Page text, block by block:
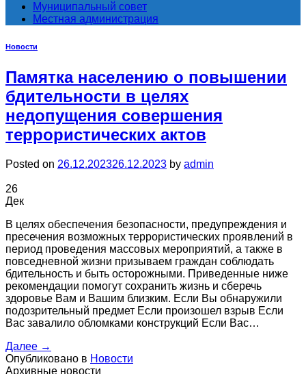
Муниципальный совет
Местная администрация
Новости
Памятка населению о повышении
бдительности в целях
недопущения совершения
террористических актов
Posted on 26.12.202326.12.2023 by admin
26
Дек
В целях обеспечения безопасности, предупреждения и
пресечения возможных террористических проявлений в
период проведения массовых мероприятий, а также в
повседневной жизни призываем граждан соблюдать
бдительность и быть осторожными. Приведенные ниже
рекомендации помогут сохранить жизнь и сберечь
здоровье Вам и Вашим близким. Если Вы обнаружили
подозрительный предмет Если произошел взрыв Если
Вас завалило обломками конструкций Если Вас…
Далее →
Опубликовано в Новости
Архивные новости